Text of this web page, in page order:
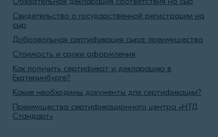
Свидетельство о государственной регистрации на
сыр
Добровольная сертификация сыра: преимущества
Стоимость и сроки оформления
Как получить сертификат и декларацию в
Екатеринбурге?
Какие необходимы документы для сертификации?
Преимущества сертификационного центра «НТД
Стандарт»